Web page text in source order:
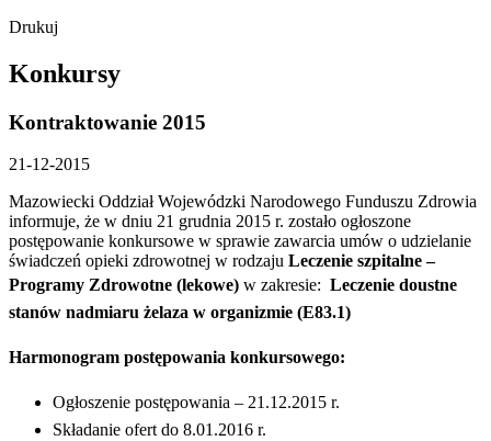
Drukuj
Konkursy
Kontraktowanie 2015
21-12-2015
Mazowiecki Oddział Wojewódzki Narodowego Funduszu Zdrowia
informuje, że w dniu 21 grudnia 2015 r. zostało ogłoszone
postępowanie konkursowe w sprawie zawarcia umów o udzielanie
świadczeń opieki zdrowotnej w rodzaju Leczenie szpitalne –
Programy Zdrowotne (lekowe) w zakresie: Leczenie doustne
stanów nadmiaru żelaza w organizmie (E83.1)
Harmonogram postępowania konkursowego:
Ogłoszenie postępowania – 21.12.2015 r.
Składanie ofert do 8.01.2016 r.